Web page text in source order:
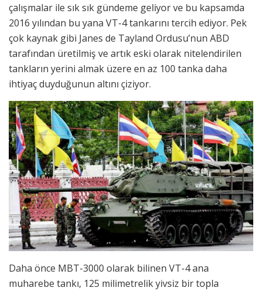
çalışmalar ile sık sık gündeme geliyor ve bu kapsamda
2016 yılından bu yana VT-4 tankarını tercih ediyor. Pek
çok kaynak gibi Janes de Tayland Ordusu’nun ABD
tarafından üretilmiş ve artık eski olarak nitelendirilen
tankların yerini almak üzere en az 100 tanka daha
ihtiyaç duyduğunun altını çiziyor.
Daha önce MBT-3000 olarak bilinen VT-4 ana
muharebe tankı, 125 milimetrelik yivsiz bir topla